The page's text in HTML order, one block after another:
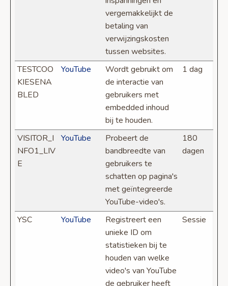
vergemakkelijkt de
betaling van
verwijzingskosten
tussen websites.
TESTCOO
KIESENA
BLED
YouTube
Wordt gebruikt om
de interactie van
gebruikers met
embedded inhoud
bij te houden.
1 dag
VISITOR_I
NFO1_LIV
E
YouTube
Probeert de
bandbreedte van
gebruikers te
schatten op pagina's
met geïntegreerde
YouTube-video's.
180
dagen
YSC YouTube
Registreert een
unieke ID om
statistieken bij te
houden van welke
video's van YouTube
de gebruiker heeft
Sessie